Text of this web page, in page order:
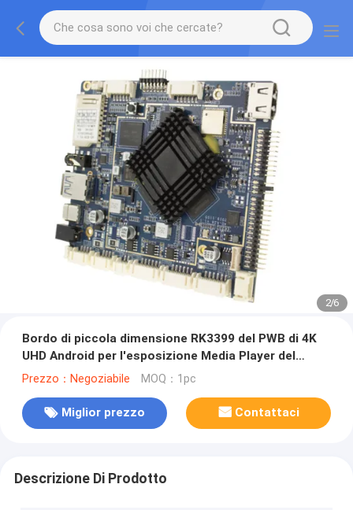
2/6
Bordo di piccola dimensione RK3399 del PWB di 4K
UHD Android per l'esposizione Media Player del
contrassegno di Digital
Prezzo：Negoziabile MOQ：1pc
Miglior prezzo Contattaci
Descrizione Di Prodotto